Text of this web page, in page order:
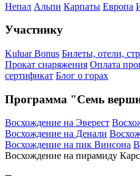
Непал Альпи Карпаты Европа
Участнику
Kuluar Bonus Билеты, отели,
Прокат снаряжения Оплата
сертификат Блог о горах
Программа "Семь
Восхождение на Эверест
Восхождение на Денали
Восхождение на пик Винсона
Восхождение на пирамиду